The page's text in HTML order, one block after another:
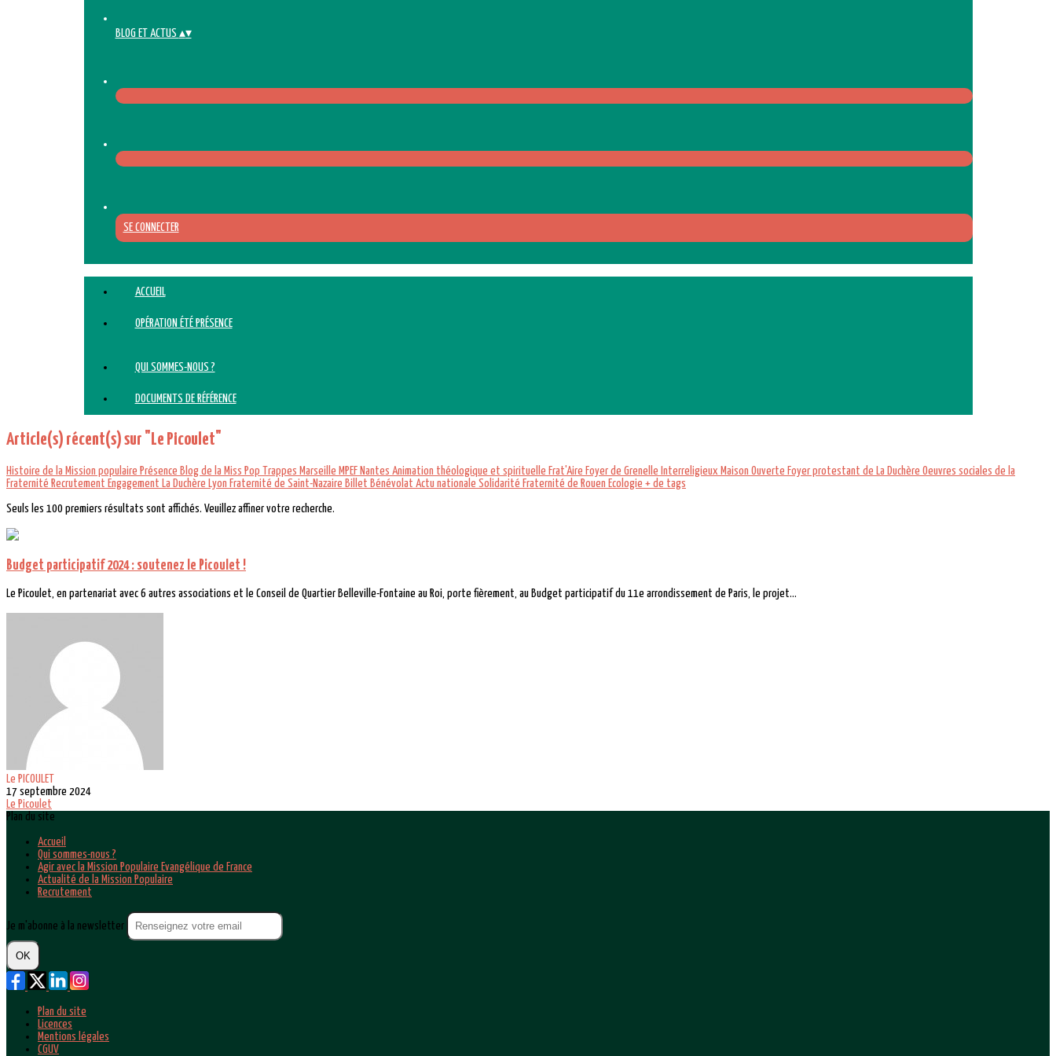
BLOG ET ACTUS ▴▾
SE CONNECTER
ACCUEIL
OPÉRATION ÉTÉ PRÉSENCE
QUI SOMMES-NOUS ?
DOCUMENTS DE RÉFÉRENCE
Article(s) récent(s) sur "Le Picoulet"
Histoire de la Mission populaire Présence Blog de la Miss Pop Trappes Marseille MPEF Nantes Animation théologique et spirituelle Frat'Aire Foyer de Grenelle Interreligieux Maison Ouverte Foyer protestant de La Duchère Oeuvres sociales de la
Fraternité Recrutement Engagement La Duchère Lyon Fraternité de Saint-Nazaire Billet Bénévolat Actu nationale Solidarité Fraternité de Rouen Ecologie + de tags
Seuls les 100 premiers résultats sont affichés. Veuillez affiner votre recherche.
Budget participatif 2024 : soutenez le Picoulet !
Le Picoulet, en partenariat avec 6 autres associations et le Conseil de Quartier Belleville-Fontaine au Roi, porte fièrement, au Budget participatif du 11e arrondissement de Paris, le projet...
Le PICOULET
17 septembre 2024
Le Picoulet
Plan du site
Accueil
Qui sommes-nous ?
Agir avec la Mission Populaire Evangélique de France
Actualité de la Mission Populaire
Recrutement
Je m'abonne à la newsletter
OK
Plan du site
Licences
Mentions légales
CGUV